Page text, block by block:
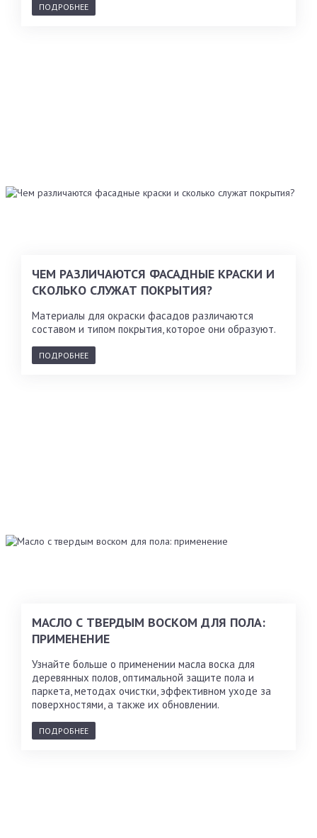
ПОДРОБНЕЕ
ЧЕМ РАЗЛИЧАЮТСЯ ФАСАДНЫЕ КРАСКИ И
СКОЛЬКО СЛУЖАТ ПОКРЫТИЯ?
Материалы для окраски фасадов различаются
составом и типом покрытия, которое они образуют.
ПОДРОБНЕЕ
МАСЛО С ТВЕРДЫМ ВОСКОМ ДЛЯ ПОЛА:
ПРИМЕНЕНИЕ
Узнайте больше о применении масла воска для
деревянных полов, оптимальной защите пола и
паркета, методах очистки, эффективном уходе за
поверхностями, а также их обновлении.
ПОДРОБНЕЕ